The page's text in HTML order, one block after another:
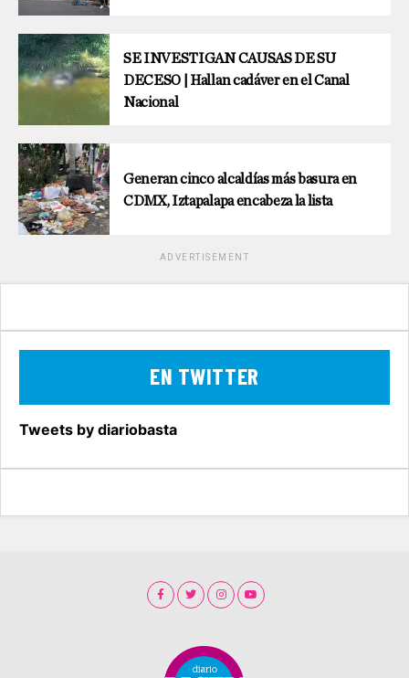
SE INVESTIGAN CAUSAS DE SU
DECESO | Hallan cadáver en el Canal
Nacional
Generan cinco alcaldías más basura en
CDMX, Iztapalapa encabeza la lista
ADVERTISEMENT
EN TWITTER
Tweets by diariobasta